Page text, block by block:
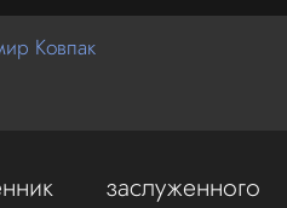
Ковпак
заслуженного